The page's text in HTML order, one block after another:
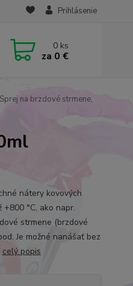
Prihlásenie
0 ks
za 0 €
Sprej na brzdové strmene,
nátery kovových
°C, ako napr.
strmene (brzdové
Je možné nanášať bez
celý popis